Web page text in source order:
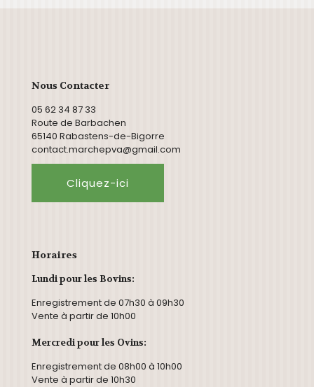
Nous Contacter
05 62 34 87 33
Route de Barbachen
65140 Rabastens-de-Bigorre
contact.marchepva@gmail.com
Cliquez-ici
Horaires
Lundi pour les Bovins:
Enregistrement de 07h30 à 09h30
Vente à partir de 10h00
Mercredi pour les Ovins:
Enregistrement de 08h00 à 10h00
Vente à partir de 10h30